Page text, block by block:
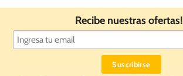
Recibe nuestras ofertas!